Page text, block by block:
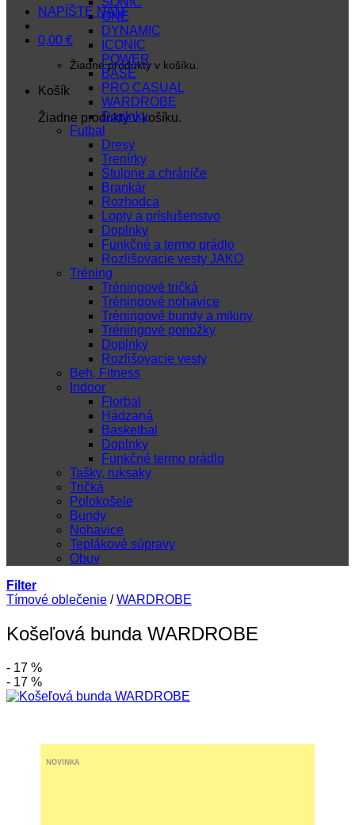
NAPÍŠTE NÁM
0,00 €
Žiadne produkty v košíku.
Košík
Žiadne produkty v košíku.
ONE
DYNAMIC
ICONIC
POWER
BASE
PRO CASUAL
WARDROBE
Doplnky
Futbal
Dresy
Trenírky
Štulpne a chrániče
Brankár
Rozhodca
Lopty a príslušenstvo
Doplnky
Funkčné a termo prádlo
Rozlišovacie vesty JAKO
Tréning
Tréningové tričká
Tréningové nohavice
Tréningové bundy a mikiny
Tréningové ponožky
Doplnky
Rozlišovacie vesty
Beh, Fitness
Indoor
Florbal
Hádzaná
Basketbal
Doplnky
Funkčné termo prádlo
Tašky, ruksaky
Tričká
Polokošele
Bundy
Nohavice
Teplákové súpravy
Obuv
Filter
Tímové oblečenie / WARDROBE
Košeľová bunda WARDROBE
- 17 %
- 17 %
NOVINKA